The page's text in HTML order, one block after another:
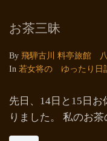
お茶三昧
By 飛騨古川 料亭旅館 八
In 若女将の ゆったり日
先日、14日と15日
りました。 私のお